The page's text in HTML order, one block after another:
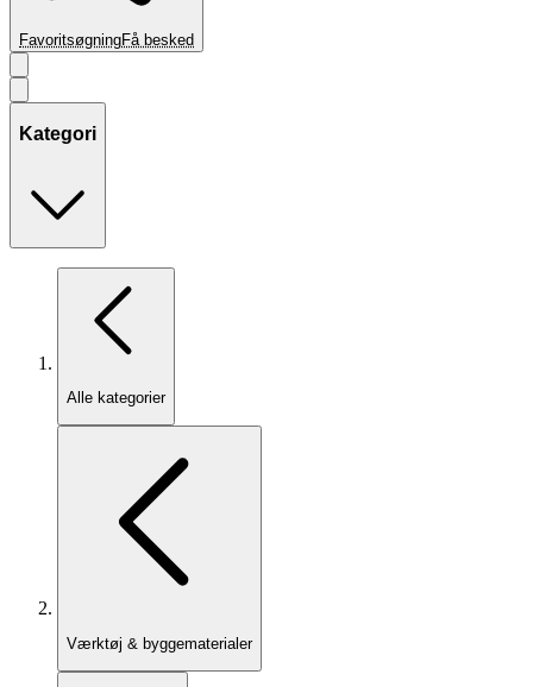
FavoritsøgningFå besked
Kategori
Alle kategorier
Værktøj & byggematerialer